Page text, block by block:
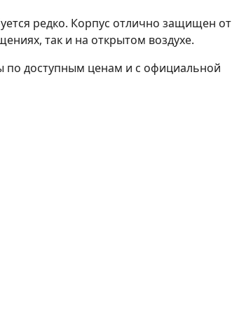
редко. Корпус отлично защищен от
так и на открытом воздухе.
по доступным ценам и с официальной